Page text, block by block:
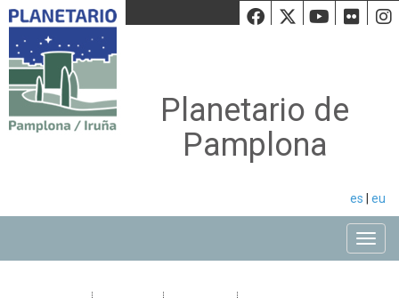
Facebook
Twiiter
Planetario de
Pamplona
es eu